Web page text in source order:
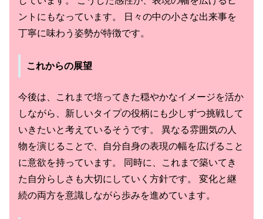
ントにもなっています。 日々の中の小さな出来事を
丁寧に味わう姿勢が特徴です。
これからの展望
今後は、これまで培ってきた穏やかなイメージを活か
しながら、新しいタイプの役柄にも少しずつ挑戦して
いきたいと考えているそうです。 異なる雰囲気の人
物を演じることで、自分自身の表現の幅を広げること
に意欲を持っています。 同時に、これまで築いてき
た自分らしさも大切にしていく方針です。 変化と継
続の両方を意識しながら歩みを進めています。